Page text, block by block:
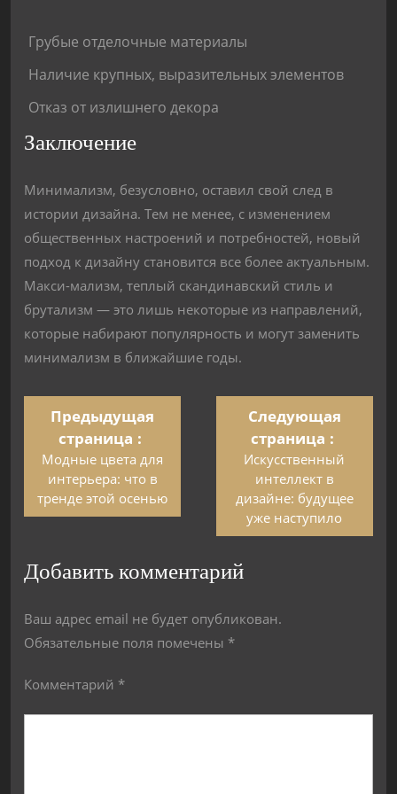
Грубые отделочные материалы
Наличие крупных, выразительных элементов
Отказ от излишнего декора
Заключение
Минимализм, безусловно, оставил свой след в
истории дизайна. Тем не менее, с изменением
общественных настроений и потребностей, новый
подход к дизайну становится все более актуальным.
Макси-мализм, теплый скандинавский стиль и
брутализм — это лишь некоторые из направлений,
которые набирают популярность и могут заменить
минимализм в ближайшие годы.
Предыдущая
страница
Модные цвета для
интерьера: что в
тренде этой осенью
Следующая
страница
Искусственный
интеллект в
дизайне: будущее
уже наступило
Добавить комментарий
Ваш адрес email не будет опубликован.
Обязательные поля помечены *
Комментарий *